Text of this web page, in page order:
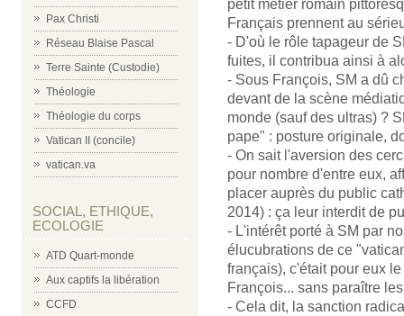
Pax Christi
Réseau Blaise Pascal
Terre Sainte (Custodie)
Théologie
Théologie du corps
Vatican II (concile)
vatican.va
SOCIAL, ETHIQUE,
ECOLOGIE
ATD Quart-monde
Aux captifs la libération
CCFD
petit métier romain
Français prennent au
- D'où le rôle tapageur de
fuites, il contribua ainsi à
- Sous François, SM a dû
devant de la scène
monde (sauf des ultras) ?
pape" : posture originale,
- On sait l'aversion des
pour nombre d'entre eux,
placer auprès du public
2014) : ça leur interdit de
- L'intérêt porté à SM par
élucubrations de ce
français), c'était pour eux
François... sans paraître
- Cela dit, la sanction